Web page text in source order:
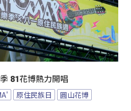
81花博熱力開唱
原住民族日 圓山花博